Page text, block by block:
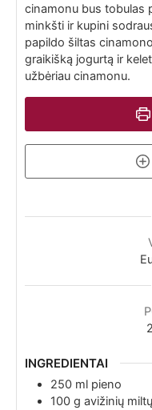
cinamonu bus tobulas
minkšti ir kupini
papildo šiltas
graikišką jogurtą ir
užbėriau cinamonu.
2
INGREDIENTAI
250 ml pieno
100 g avižinių miltų